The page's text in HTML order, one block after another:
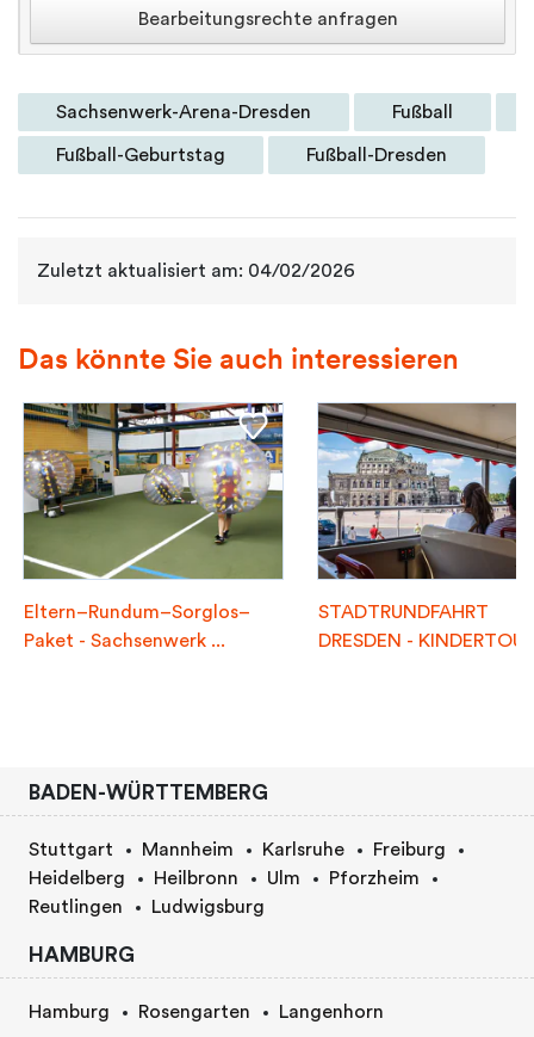
Bearbeitungsrechte anfragen
Sachsenwerk-Arena-Dresden Fußball
Fußball-Geburtstag Fußball-Dresden
Zuletzt aktualisiert am: 04/02/2026
Das könnte Sie auch interessieren
Eltern–Rundum–Sorglos–
Paket - Sachsenwerk ...
STADTRUNDFAHRT
DRESDEN - KINDERTOUR
BADEN-WÜRTTEMBERG
Stuttgart Mannheim Karlsruhe
Freiburg
Heidelberg
Heilbronn Ulm
Pforzheim
Reutlingen
Ludwigsburg
HAMBURG
Hamburg Rosengarten Langenhorn